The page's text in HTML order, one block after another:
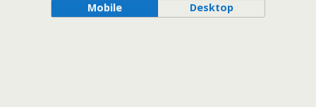
Mobile Desktop